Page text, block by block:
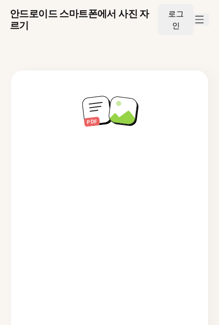
안드로이드 스마트폰에서 사진 자
르기
로그
인